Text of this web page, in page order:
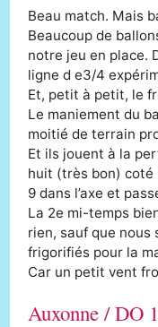
Beau match. Mais
Beaucoup de
notre jeu en place.
ligne d e3/4
Et, petit à petit, le
Le maniement du
moitié de terrain
Et ils jouent à la
huit (très bon)
9 dans l’axe et
La 2e mi-temps
rien, sauf que nous
frigorifiés pour la
Car un petit vent
Auxonne / DO